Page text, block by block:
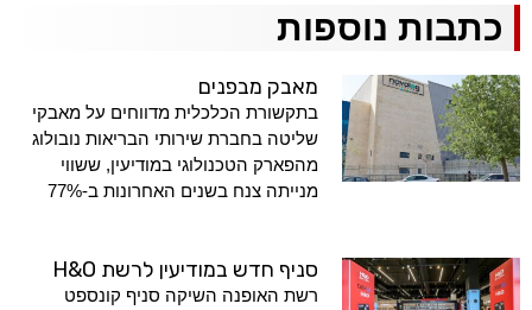
כתבות נוספות
מאבק מבפנים
בתקשורת הכלכלית מדווחים על מאבקי
שליטה בחברת שירותי הבריאות נובולוג
מהפארק הטכנולוגי במודיעין, ששווי
מנייתה צנח בשנים האחרונות ב-77%
סניף חדש במודיעין לרשת H&O
רשת האופנה השיקה סניף קונספט